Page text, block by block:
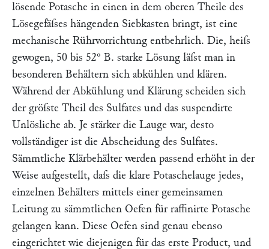
lösende Potasche in einen in dem oberen Theile des
Lösegefäſses hängenden Siebkasten bringt, ist eine
mechanische Rührvorrichtung entbehrlich. Die, heiſs
gewogen, 50 bis 52° B. starke Lösung läſst man in
besonderen Behältern sich abkühlen und klären.
Während der Abkühlung und Klärung scheiden sich
der gröſste Theil des Sulfates und das suspendirte
Unlösliche ab. Je stärker die Lauge war, desto
vollständiger ist die Abscheidung des Sulfates.
Sämmtliche Klärbehälter werden passend erhöht in der
Weise aufgestellt, daſs die klare Potaschelauge jedes,
einzelnen Behälters mittels einer gemeinsamen
Leitung zu sämmtlichen Oefen für raffinirte Potasche
gelangen kann. Diese Oefen sind genau ebenso
eingerichtet wie diejenigen für das erste Product, und